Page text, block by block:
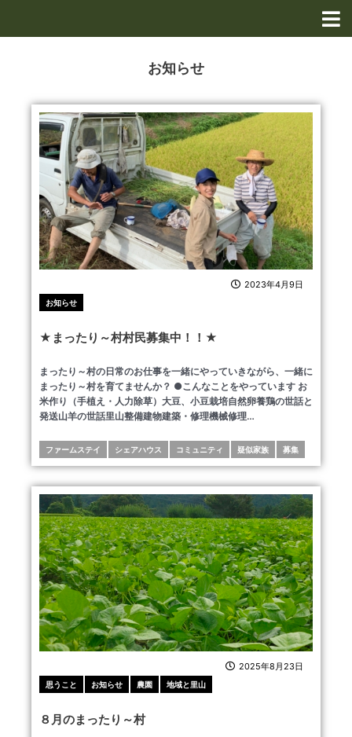
お知らせ
2023年4月9日
お知らせ
★まったり～村村民募集中！！★
まったり～村の日常のお仕事を一緒にやっていきながら、一緒に
まったり～村を育てませんか？ ●こんなことをやっています お
米作り（手植え・人力除草）大豆、小豆栽培自然卵養鶏の世話と
発送山羊の世話里山整備建物建築・修理機械修理…
ファームステイ シェアハウス コミュニティ 疑似家族 募集
2025年8月23日
思うこと お知らせ 農園 地域と里山
８月のまったり～村
ペ
ー
ジ
ペ
ー
ジ